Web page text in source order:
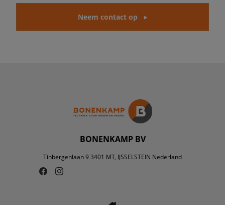
Neem contact op
BONENKAMP BV
Tinbergenlaan 9 3401 MT, IJSSELSTEIN Nederland